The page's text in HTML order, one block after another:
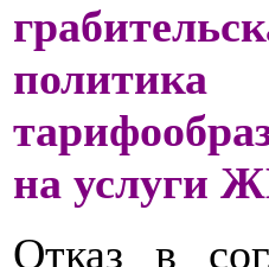
политика
на услуги
Отказ в